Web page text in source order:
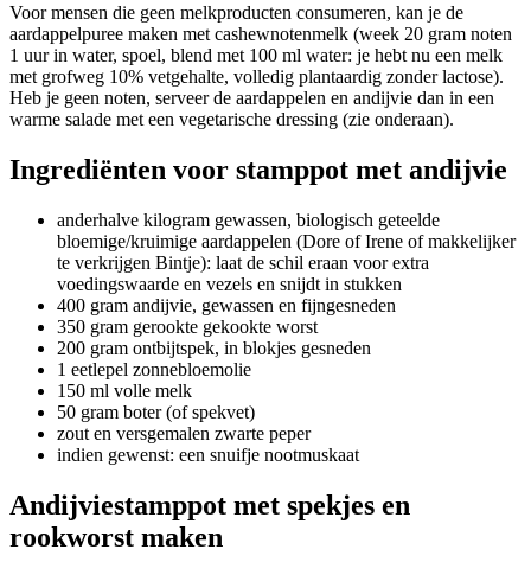
Voor mensen die geen melkproducten consumeren, kan je de
aardappelpuree maken met cashewnotenmelk (week 20 gram noten
1 uur in water, spoel, blend met 100 ml water: je hebt nu een melk
met grofweg 10% vetgehalte, volledig plantaardig zonder lactose).
Heb je geen noten, serveer de aardappelen en andijvie dan in een
warme salade met een vegetarische dressing (zie onderaan).
Ingrediënten voor stamppot met andijvie
anderhalve kilogram gewassen, biologisch geteelde
bloemige/kruimige aardappelen (Dore of Irene of makkelijker
te verkrijgen Bintje): laat de schil eraan voor extra
voedingswaarde en vezels en snijdt in stukken
400 gram andijvie, gewassen en fijngesneden
350 gram gerookte gekookte worst
200 gram ontbijtspek, in blokjes gesneden
1 eetlepel zonnebloemolie
150 ml volle melk
50 gram boter (of spekvet)
zout en versgemalen zwarte peper
indien gewenst: een snuifje nootmuskaat
Andijviestamppot met spekjes en
rookworst maken